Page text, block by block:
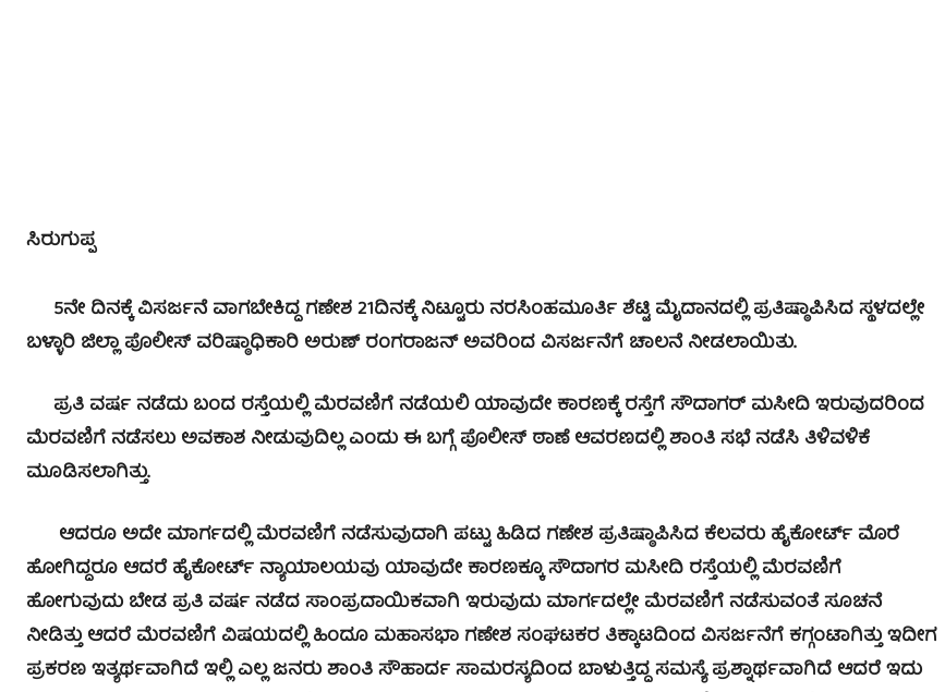
ಸಿರುಗುಪ್ಪ
5ನೇ ದಿನಕ್ಕೆ ವಿಸರ್ಜನೆ ವಾಗಬೇಕಿದ್ದ ಗಣೇಶ 21ದಿನಕ್ಕೆ ನಿಟ್ಟೂರು ನರಸಿಂಹಮೂರ್ತಿ ಶೆಟ್ಟಿ ಮೈದಾನದಲ್ಲಿ ಪ್ರತಿಷ್ಠಾಪಿಸಿದ ಸ್ಥಳದಲ್ಲೇ
ಬಳ್ಳಾರಿ ಜಿಲ್ಲಾ ಪೊಲೀಸ್ ವರಿಷ್ಠಾಧಿಕಾರಿ ಅರುಣ್ ರಂಗರಾಜನ್ ಅವರಿಂದ ವಿಸರ್ಜನೆಗೆ ಚಾಲನೆ ನೀಡಲಾಯಿತು.
ಪ್ರತಿ ವರ್ಷ ನಡೆದು ಬಂದ ರಸ್ತೆಯಲ್ಲಿ ಮೆರವಣಿಗೆ ನಡೆಯಲಿ ಯಾವುದೇ ಕಾರಣಕ್ಕೆ ರಸ್ತೆಗೆ ಸೌದಾಗರ್ ಮಸೀದಿ ಇರುವುದರಿಂದ
ಮೆರವಣಿಗೆ ನಡೆಸಲು ಅವಕಾಶ ನೀಡುವುದಿಲ್ಲ ಎಂದು ಈ ಬಗ್ಗೆ ಪೊಲೀಸ್ ಠಾಣೆ ಆವರಣದಲ್ಲಿ ಶಾಂತಿ ಸಭೆ ನಡೆಸಿ ತಿಳಿವಳಿಕೆ
ಮೂಡಿಸಲಾಗಿತ್ತು.
ಆದರೂ ಅದೇ ಮಾರ್ಗದಲ್ಲಿ ಮೆರವಣಿಗೆ ನಡೆಸುವುದಾಗಿ ಪಟ್ಟು ಹಿಡಿದ ಗಣೇಶ ಪ್ರತಿಷ್ಠಾಪಿಸಿದ ಕೆಲವರು ಹೈಕೋರ್ಟ್ ಮೊರೆ
ಹೋಗಿದ್ದರೂ ಆದರೆ ಹೈಕೋರ್ಟ್ ನ್ಯಾಯಾಲಯವು ಯಾವುದೇ ಕಾರಣಕ್ಕೂ ಸೌದಾಗರ ಮಸೀದಿ ರಸ್ತೆಯಲ್ಲಿ ಮೆರವಣಿಗೆ
ಹೋಗುವುದು ಬೇಡ ಪ್ರತಿ ವರ್ಷ ನಡೆದ ಸಾಂಪ್ರದಾಯಿಕವಾಗಿ ಇರುವುದು ಮಾರ್ಗದಲ್ಲೇ ಮೆರವಣಿಗೆ ನಡೆಸುವಂತೆ ಸೂಚನೆ
ನೀಡಿತ್ತು ಆದರೆ ಮೆರವಣಿಗೆ ವಿಷಯದಲ್ಲಿ ಹಿಂದೂ ಮಹಾಸಭಾ ಗಣೇಶ ಸಂಘಟಕರ ತಿಕ್ಕಾಟದಿಂದ ವಿಸರ್ಜನೆಗೆ ಕಗ್ಗಂಟಾಗಿತ್ತು ಇದೀಗ
ಪ್ರಕರಣ ಇತ್ಯರ್ಥವಾಗಿದೆ ಇಲ್ಲಿ ಎಲ್ಲ ಜನರು ಶಾಂತಿ ಸೌಹಾರ್ದ ಸಾಮರಸ್ಯದಿಂದ ಬಾಳುತ್ತಿದ್ದ ಸಮಸ್ಯೆ ಪ್ರಶ್ನಾರ್ಥವಾಗಿದೆ ಆದರೆ ಇದು